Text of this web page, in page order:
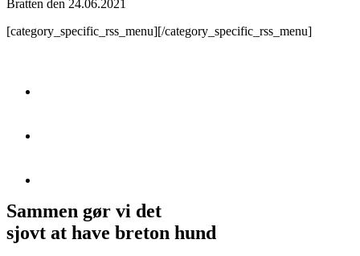
Bratten den 24.06.2021
[category_specific_rss_menu][/category_specific_rss_menu]
Sammen gør vi det
sjovt at have breton hund